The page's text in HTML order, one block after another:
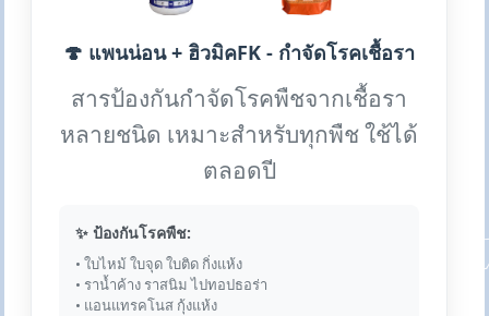
🍄 แพนน่อน + ฮิวมิคFK - กำจัดโรคเชื้อรา
สารป้องกันกำจัดโรคพืชจากเชื้อรา
หลายชนิด เหมาะสำหรับทุกพืช ใช้ได้
ตลอดปี
✨ ป้องกันโรคพืช:
• ใบไหม้ ใบจุด ใบติด กิ่งแห้ง
• ราน้ำค้าง ราสนิม ไปทอปธอร่า
• แอนแทรคโนส กุ้งแห้ง